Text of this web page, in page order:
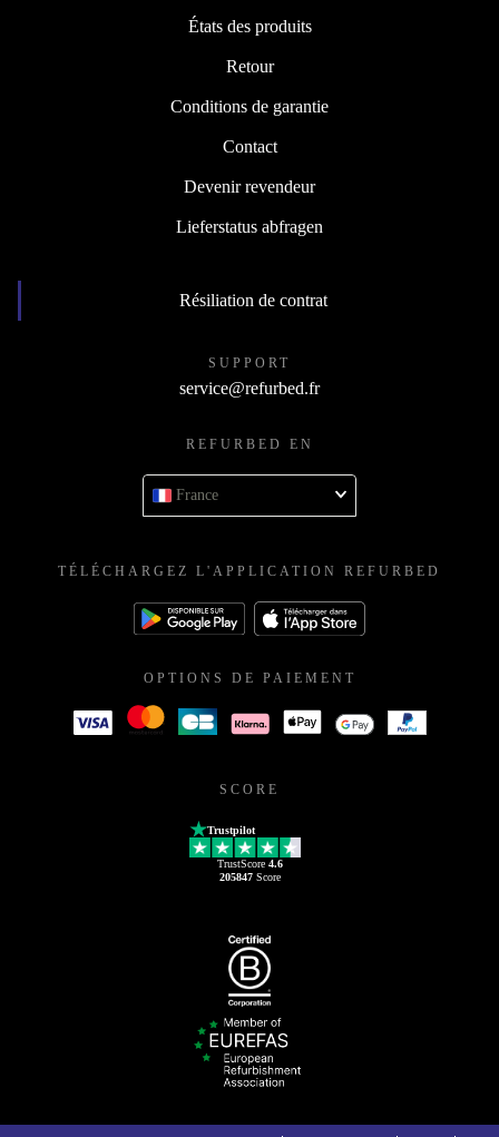
États des produits
Retour
Conditions de garantie
Contact
Devenir revendeur
Lieferstatus abfragen
Résiliation de contrat
SUPPORT
service@refurbed.fr
REFURBED EN
France
TÉLÉCHARGEZ L'APPLICATION REFURBED
OPTIONS DE PAIEMENT
SCORE
Trustpilot
TrustScore 4.6
205847Score